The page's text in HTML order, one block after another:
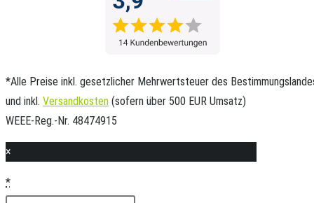
*Alle Preise inkl. gesetzlicher Mehrwertsteuer des
und inkl. Versandkosten (sofern über 500 EUR Umsatz)
WEEE-Reg.-Nr. 48474915
×
*